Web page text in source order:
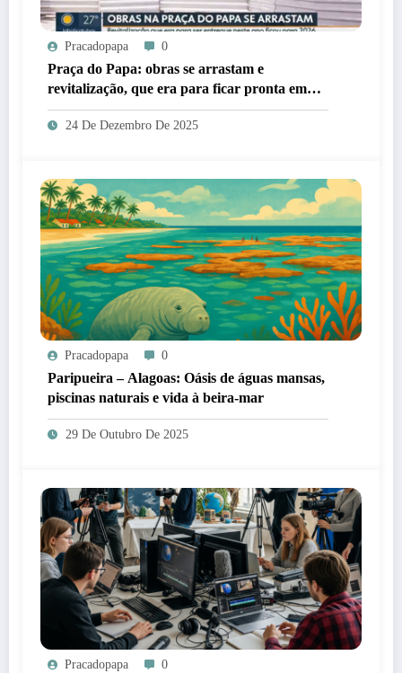
Pracadopapa 0
Praça do Papa: obras se arrastam e
revitalização, que era para ficar pronta em
2025, ficará para 2026
24 De Dezembro De 2025
Pracadopapa 0
Paripueira – Alagoas: Oásis de águas mansas,
piscinas naturais e vida à beira-mar
29 De Outubro De 2025
Pracadopapa 0